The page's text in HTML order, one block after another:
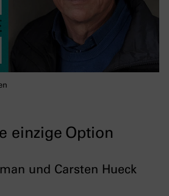
einzige Option
und Carsten Hueck